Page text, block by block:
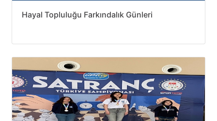
Hayal Topluluğu Farkındalık Günleri